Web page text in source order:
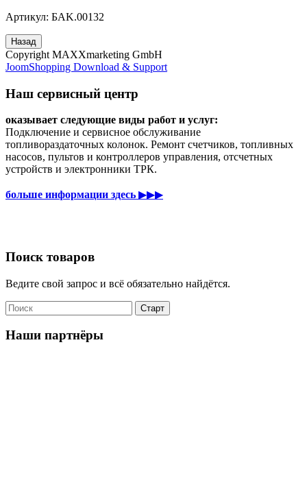
Артикул: БAK.00132
Copyright MAXXmarketing GmbH
JoomShopping Download & Support
Наш сервисный центр
оказывает следующие виды работ и услуг:
Подключение и сервисное обслуживание
топливораздаточных колонок. Ремонт счетчиков, топливных
насосов, пультов и контроллеров управления, отсчетных
устройств и электронники ТРК.
больше информации здесь ▶▶▶
Поиск товаров
Ведите свой запрос и всё обязательно найдётся.
Наши партнёры